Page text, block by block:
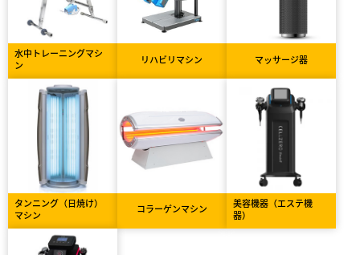
水中トレーニングマシ
ン
リハビリマシン マッサージ器
タンニング（日焼け）
マシン
コラーゲンマシン
美容機器（エステ機
器）